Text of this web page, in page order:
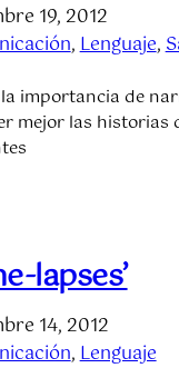
19, 2012
, Lenguaje,
importancia de
mejor las historias
lapses’
14, 2012
, Lenguaje